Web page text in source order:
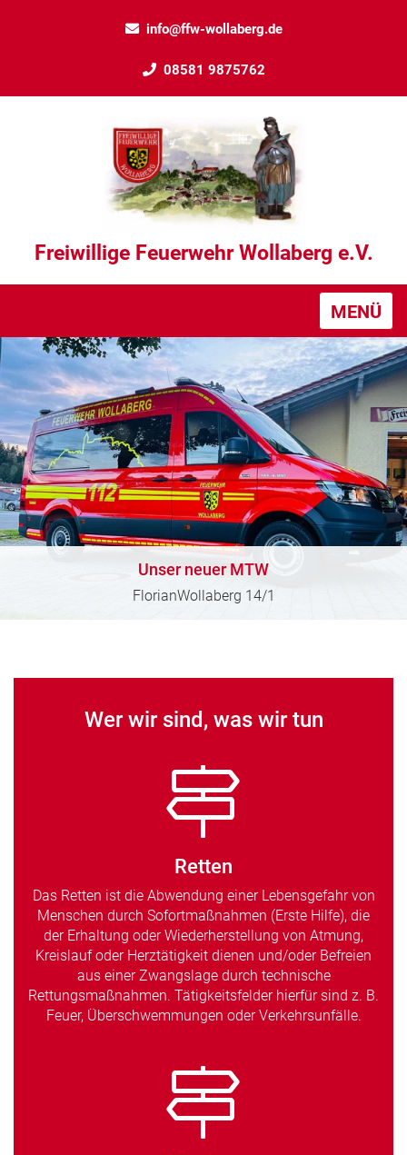
info@ffw-wollaberg.de
08581 9875762
Freiwillige Feuerwehr Wollaberg e.V.
MENÜ
Unser neuer MTW
FlorianWollaberg 14/1
Wer wir sind, was wir tun
Retten
Das Retten ist die Abwendung einer Lebensgefahr von
Menschen durch Sofortmaßnahmen (Erste Hilfe), die
der Erhaltung oder Wiederherstellung von Atmung,
Kreislauf oder Herztätigkeit dienen und/oder Befreien
aus einer Zwangslage durch technische
Rettungsmaßnahmen. Tätigkeitsfelder hierfür sind z. B.
Feuer, Überschwemmungen oder Verkehrsunfälle.